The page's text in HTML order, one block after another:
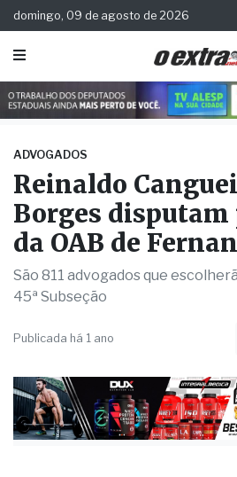
domingo, 09 de agosto de 2026
ADVOGADOS
Reinaldo
Borges disputam
da OAB de
45ª Subseção
Publicada há 1 ano